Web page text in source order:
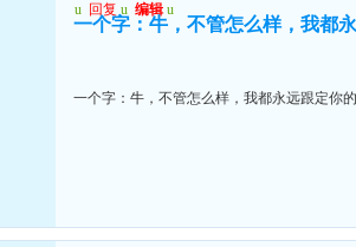
u 回复 u 编辑 u
一个字：牛，不管怎么样，我都
一个字：牛，不管怎么样，我都永远跟定你的